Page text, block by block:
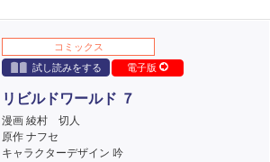
コミックス
試し読みをする
電子版
リビルドワールド ７
漫画 綾村 切人
原作 ナフセ
キャラクターデザイン 吟